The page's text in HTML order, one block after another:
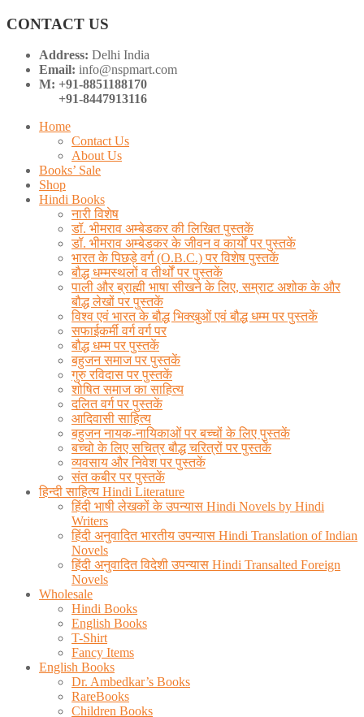
CONTACT US
Address: Delhi India
Email: info@nspmart.com
M: +91-8851188170
+91-8447913116
Home
Contact Us
About Us
Books’ Sale
Shop
Hindi Books
नारी विशेष
डॉ. भीमराव अम्बेडकर की लिखित पुस्तकें
डॉ. भीमराव अम्बेडकर के जीवन व कार्यों पर पुस्तकें
भारत के पिछड़े वर्ग (O.B.C.) पर विशेष पुस्तकें
बौद्ध धम्मस्थलों व तीर्थों पर पुस्तकें
पाली और ब्राह्मी भाषा सीखने के लिए, सम्राट अशोक के और
बौद्ध लेखों पर पुस्तकें
विश्व एवं भारत के बौद्ध भिक्खुओं एवं बौद्ध धम्म पर पुस्तकें
सफाईकर्मी वर्ग वर्ग पर
बौद्ध धम्म पर पुस्तकें
बहुजन समाज पर पुस्तकें
गुरु रविदास पर पुस्तकें
शोषित समाज का साहित्य
दलित वर्ग पर पुस्तकें
आदिवासी साहित्य
बहुजन नायक-नायिकाओं पर बच्चों के लिए पुस्तकें
बच्चो के लिए सचित्र बौद्ध चरित्रों पर पुस्तकें
व्यवसाय और निवेश पर पुस्तकें
संत कबीर पर पुस्तकें
हिन्दी साहित्य Hindi Literature
हिंदी भाषी लेखकों के उपन्यास Hindi Novels by Hindi
Writers
हिंदी अनुवादित भारतीय उपन्यास Hindi Translation of Indian
Novels
हिंदी अनुवादित विदेशी उपन्यास Hindi Transalted Foreign
Novels
Wholesale
Hindi Books
English Books
T-Shirt
Fancy Items
English Books
Dr. Ambedkar’s Books
RareBooks
Children Books